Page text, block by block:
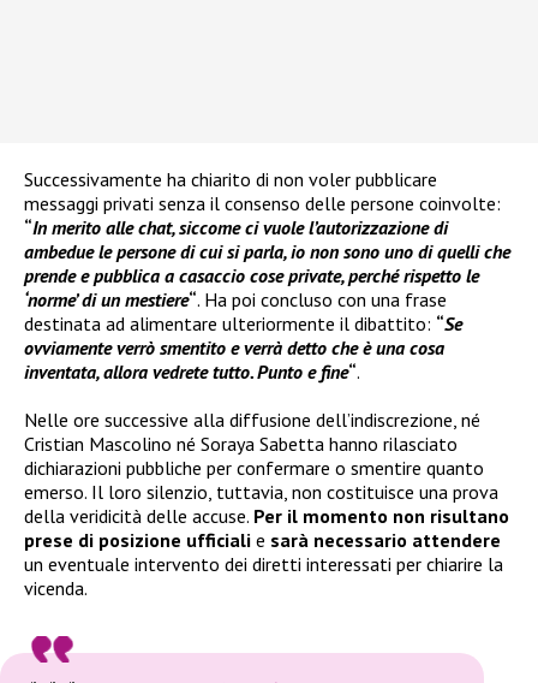
Successivamente ha chiarito di non voler pubblicare
messaggi privati senza il consenso delle persone coinvolte:
“In merito alle chat, siccome ci vuole l’autorizzazione di
ambedue le persone di cui si parla, io non sono uno di quelli che
prende e pubblica a casaccio cose private, perché rispetto le
‘norme’ di un mestiere“. Ha poi concluso con una frase
destinata ad alimentare ulteriormente il dibattito: “Se
ovviamente verrò smentito e verrà detto che è una cosa
inventata, allora vedrete tutto. Punto e fine“.
Nelle ore successive alla diffusione dell’indiscrezione, né
Cristian Mascolino né Soraya Sabetta hanno rilasciato
dichiarazioni pubbliche per confermare o smentire quanto
emerso. Il loro silenzio, tuttavia, non costituisce una prova
della veridicità delle accuse. Per il momento non risultano
prese di posizione ufficiali e sarà necessario attendere
un eventuale intervento dei diretti interessati per chiarire la
vicenda.